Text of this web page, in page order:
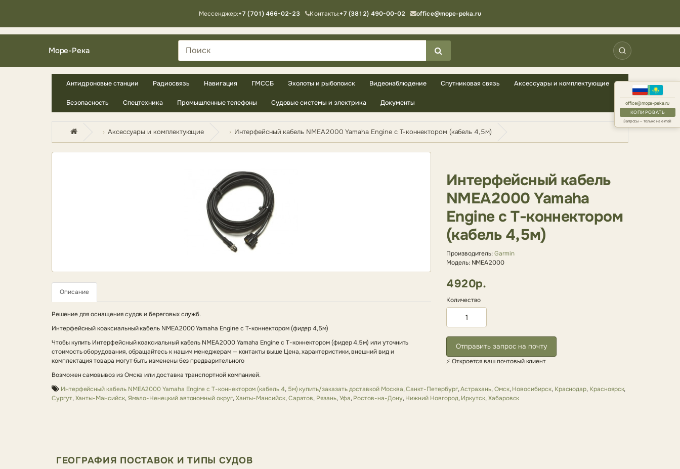
office@mope-peka.ru
КОПИРОВАТЬ
Запросы — только на e-mail
Мессенджер:+7 (701) 466-02-23 Контакты:+7 (3812) 490-00-02 office@mope-peka.ru
Море-Река
Антидроновые станции Радиосвязь Навигация ГМССБ Эхолоты и рыбопоиск Видеонаблюдение Спутниковая связь Аксессуары и комплектующие
Безопасность Спецтехника Промышленные телефоны Судовые системы и электрика Документы
Аксессуары и комплектующие Интерфейсный кабель NMEA2000 Yamaha Engine с Т-коннектором (кабель 4,5м)
Описание
Решение для оснащения судов и береговых служб.
Интерфейсный коаксиальный кабель NMEA2000 Yamaha Engine с Т-коннектором (фидер 4,5м)
Чтобы купить Интерфейсный коаксиальный кабель NMEA2000 Yamaha Engine с Т-коннектором (фидер 4,5м) или уточнить
стоимость оборудования, обращайтесь к нашим менеджерам — контакты выше Цена, характеристики, внешний вид и
комплектация товара могут быть изменены без предварительного
Возможен самовывоз из Омска или доставка транспортной компанией.
Интерфейсный кабель
NMEA2000 Yamaha
Engine с Т-коннектором
(кабель 4,5м)
Производитель:Garmin
Модель: NMEA2000
4920р.
Количество
Отправить запрос на почту
⚡ Откроется ваш почтовый клиент
Интерфейсный кабель NMEA2000 Yamaha Engine с Т-коннектором (кабель 4, 5м) купить/заказать доставкой Москва,Санкт-Петербург,Астрахань,Омск,Новосибирск, Краснодар, Красноярск,
Сургут,Ханты-Мансийск,Ямало-Ненецкий автономный округ,Ханты-Мансийск,Саратов, Рязань,Уфа,Ростов-на-Дону,Нижний Новгород,Иркутск,Хабаровск
ГЕОГРАФИЯ ПОСТАВОК И ТИПЫ СУДОВ